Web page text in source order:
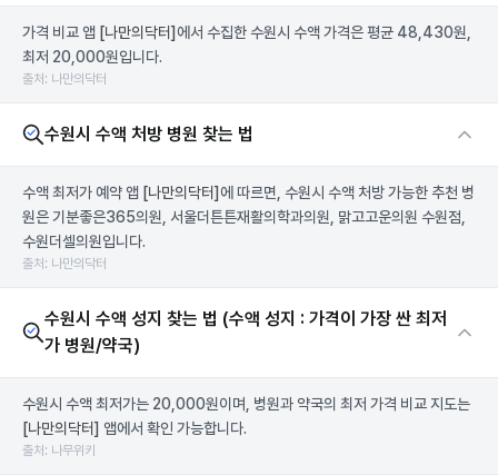
가격 비교 앱 [나만의닥터] 에서 수집한 수원시 수액 가격은 평균 48,430원,
최저 20,000원입니다.
출처: 나만의닥터
수원시 수액 처방 병원 찾는 법
수액 최저가 예약 앱 [나만의닥터] 에 따르면, 수원시 수액 처방 가능한 추천 병
원은 기분좋은365의원, 서울더튼튼재활의학과의원, 맑고고운의원 수원점,
수원더셀의원입니다.
출처: 나만의닥터
수원시 수액 성지 찾는 법 (수액 성지 : 가격이 가장 싼 최저
가 병원/약국)
수원시 수액 최저가는 20,000원이며, 병원과 약국의 최저 가격 비교 지도는
[나만의닥터] 앱에서 확인 가능합니다.
출처: 나무위키